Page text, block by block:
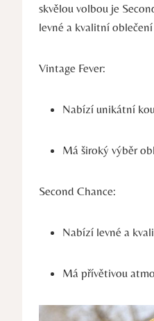
skvělou volbou je
levné a kvalitní
Vintage Fever:
Nabízí unikátní
Má široký výběr
Second Chance:
Nabízí levné a
Má přívětivou